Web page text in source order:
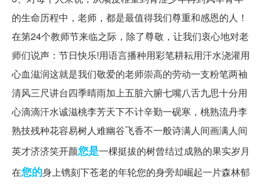
的生命历程中，老师，都是最值得我们尊重和感恩的人！
在第24个教师节来临之际，除了尊敬，让我们衷心地对老
师们说声：节日快乐!用语言播种用彩笔耕耘用汗水浇灌用
心血滋润这就是我们敬爱的老师崇高的劳动一支粉笔两袖
清风三尺讲台四季晴雨加上五脏六腑七嘴八舌九思十分用
心滴滴汗水诚滋桃李芳天下不计辛勤一砚寒，桃熟流丹李
熟技残种花容易树人难幽谷飞香不一般诗满人间画满人间
英才济济笑开颜您是一棵挺拔的树曾结过成熟的果实岁月
在您的身上镌刻下苍老的年轮您的身旁却崛起一片森林郁